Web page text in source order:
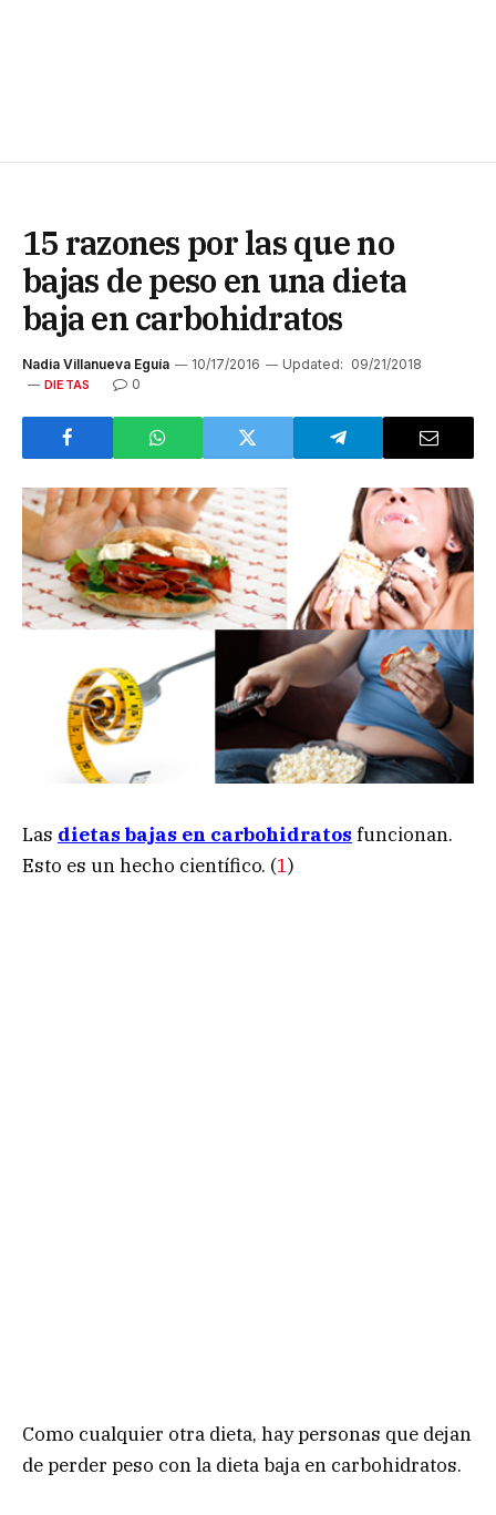
15 razones por las que no
bajas de peso en una dieta
baja en carbohidratos
Nadia Villanueva Eguía 10/17/2016 Updated: 09/21/2018
DIETAS 0
Las dietas bajas en carbohidratos funcionan.
Esto es un hecho científico. (1)
Como cualquier otra dieta, hay personas que dejan
de perder peso con la dieta baja en carbohidratos.